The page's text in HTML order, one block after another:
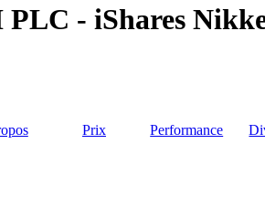
PLC - iShares
Prix Performance